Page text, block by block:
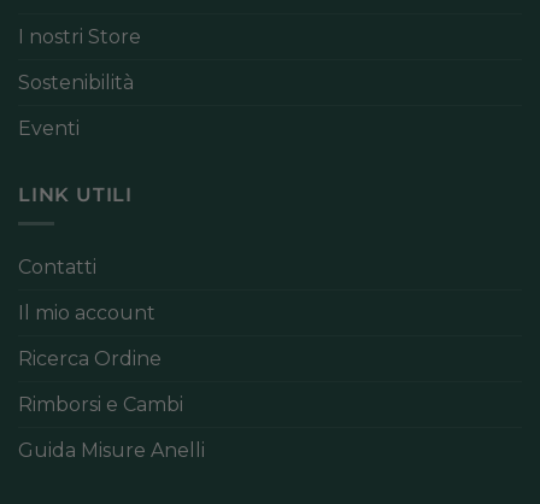
I nostri Store
Sostenibilità
Eventi
LINK UTILI
Contatti
Il mio account
Ricerca Ordine
Rimborsi e Cambi
Guida Misure Anelli